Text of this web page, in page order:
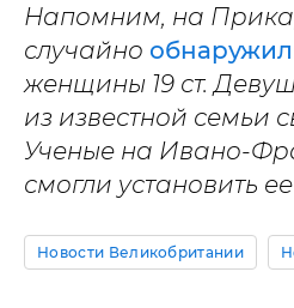
Напомним, на
случайно
женщины 19 ст.
из известной семьи
Ученые на Ивано-
смогли установить
Новости Великобритании